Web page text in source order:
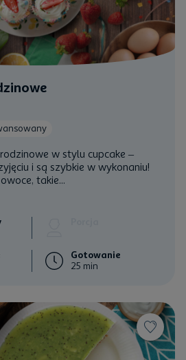
w stylu cupcake –
i są szybkie w wykonaniu!
takie...
Gotowanie
25 min